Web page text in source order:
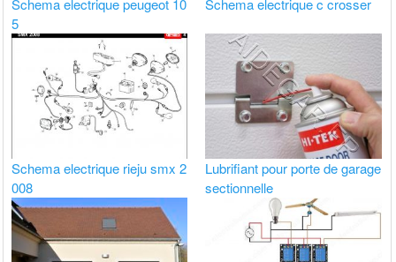
Schema electrique peugeot 10
5
Schema electrique c crosser
Schema electrique rieju smx 2
008
Lubrifiant pour porte de garage
sectionnelle